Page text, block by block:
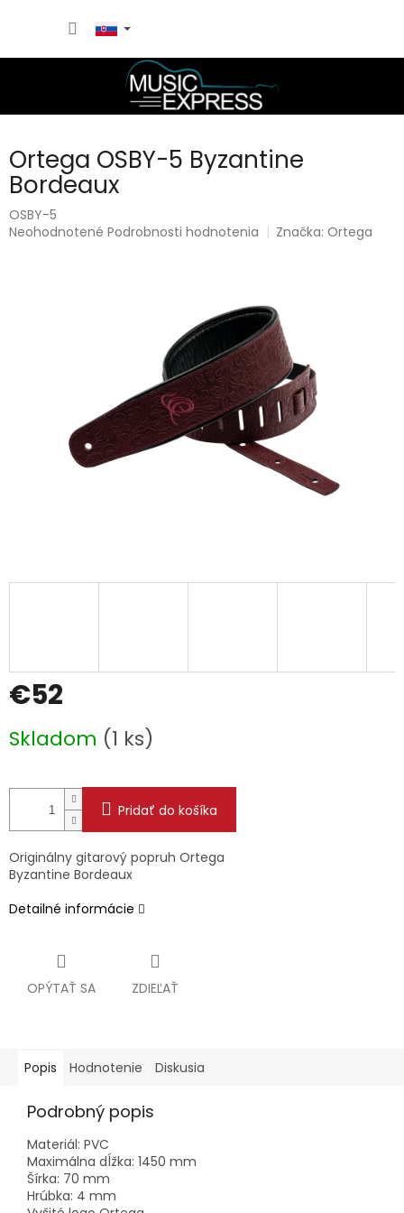
Ortega OSBY-5 Byzantine
Bordeaux
OSBY-5
Priemerné
Neohodnotené Podrobnosti hodnotenia Značka:Ortega
€52
cena:
Skladom (1 ks)
Pridať do košíka
Originálny gitarový popruh Ortega
Byzantine Bordeaux
Detailné informácie
OPÝTAŤ SA ZDIEĽAŤ
Popis Hodnotenie Diskusia
Podrobný popis
Materiál: PVC
Maximálna dĺžka: 1450 mm
Šírka: 70 mm
Hrúbka: 4 mm